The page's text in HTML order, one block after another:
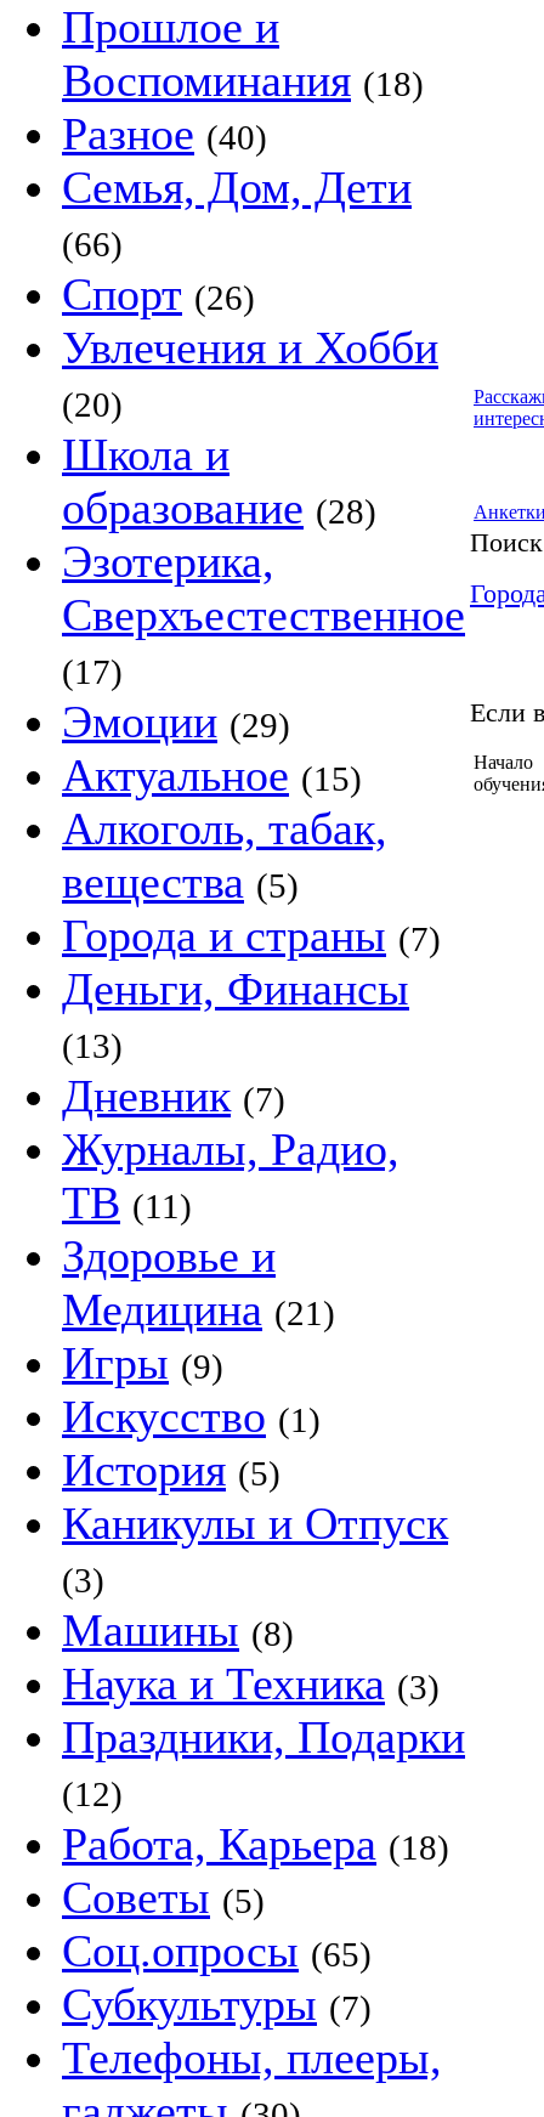
Прошлое и
Воспоминания (18)
Разное (40)
Семья, Дом, Дети
(66)
Спорт (26)
Увлечения и Хобби
(20)
Школа и
образование (28)
Эзотерика,
Сверхъестественное
(17)
Эмоции (29)
Актуальное (15)
Алкоголь, табак,
вещества (5)
Города и страны (7)
Деньги, Финансы
(13)
Дневник (7)
Журналы, Радио,
ТВ (11)
Здоровье и
Медицина (21)
Игры (9)
Искусство (1)
История (5)
Каникулы и Отпуск
(3)
Машины (8)
Наука и Техника (3)
Праздники, Подарки
(12)
Работа, Карьера (18)
Советы (5)
Соц.опросы (65)
Субкультуры (7)
Телефоны, плееры,
Если
Начало